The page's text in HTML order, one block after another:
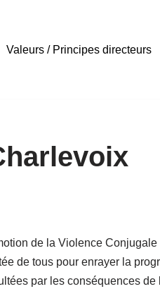
Valeurs / Principes directeurs
de la Violence
de tous pour enrayer la
par les conséquences